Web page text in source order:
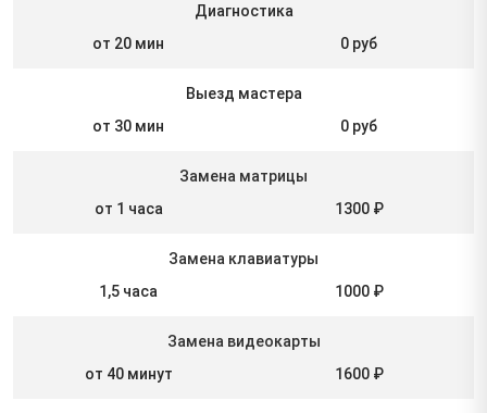
Диагностика
от 20 мин
0 руб
Выезд мастера
от 30 мин
0 руб
Замена матрицы
от 1 часа
1300 ₽
Замена клавиатуры
1,5 часа
1000 ₽
Замена видеокарты
от 40 минут
1600 ₽